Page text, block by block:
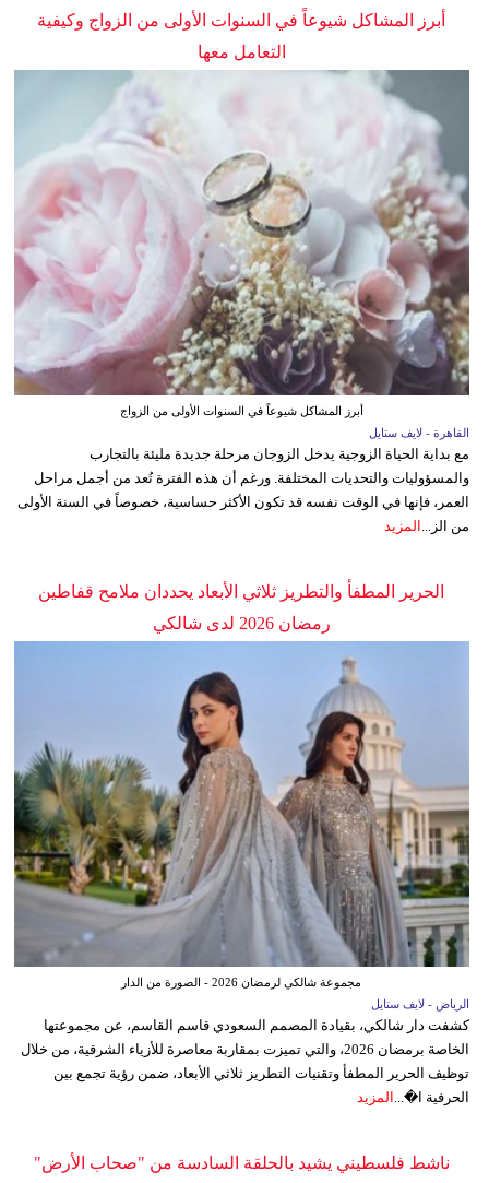
أبرز المشاكل شيوعاً في السنوات الأولى من الزواج وكيفية
التعامل معها
أبرز المشاكل شيوعاً في السنوات الأولى من الزواج
القاهرة - لايف ستايل
مع بداية الحياة الزوجية يدخل الزوجان مرحلة جديدة مليئة بالتجارب
والمسؤوليات والتحديات المختلفة. ورغم أن هذه الفترة تُعد من أجمل مراحل
العمر، فإنها في الوقت نفسه قد تكون الأكثر حساسية، خصوصاً في السنة الأولى
من الز...
المزيد
الحرير المطفأ والتطريز ثلاثي الأبعاد يحددان ملامح قفاطين
رمضان 2026 لدى شالكي
مجموعة شالكي لرمضان 2026 - الصورة من الدار
الرياض - لايف ستايل
كشفت دار شالكي، بقيادة المصمم السعودي قاسم القاسم، عن مجموعتها
الخاصة برمضان 2026، والتي تميزت بمقاربة معاصرة للأزياء الشرقية، من خلال
توظيف الحرير المطفأ وتقنيات التطريز ثلاثي الأبعاد، ضمن رؤية تجمع بين
الحرفية ا�... المزيد
ناشط فلسطيني يشيد بالحلقة السادسة من "صحاب الأرض"